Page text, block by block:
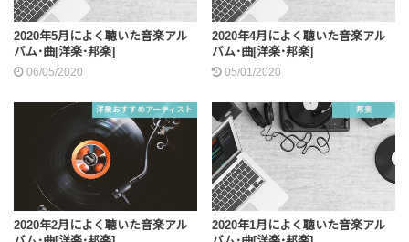
2020年5月によく聴いた音楽アル
バム･曲[洋楽･邦楽]
06/05/2020
2020年4月によく聴いた音楽アル
バム･曲[洋楽･邦楽]
05/01/2020
洋楽おすすめアーティスト
2020年2月によく聴いた音楽アル
邦楽
2020年1月によく聴いた音楽アル